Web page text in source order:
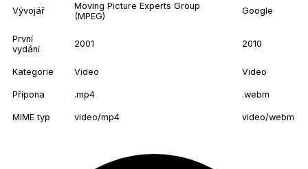
Vývojář
Moving Picture Experts Group
(MPEG)
Google
První
vydání
2001 2010
Kategorie Video Video
Přípona .mp4 .webm
MIME typ video/mp4 video/webm